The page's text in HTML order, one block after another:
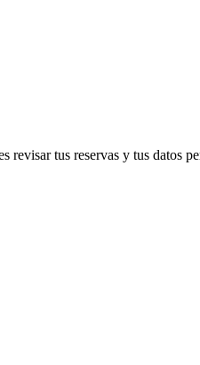
revisar tus reservas y tus datos